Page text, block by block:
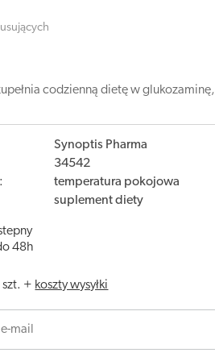
codzienną dietę w glukozaminę,
Synoptis Pharma
34542
temperatura pokojowa
suplement diety
48h
szt. + koszty wysyłki